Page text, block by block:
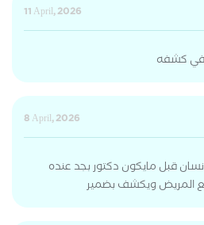
11 April, 2026
في كشفه
8 April, 2026
قبل مايكون دكتور بجد عنده
المريض ويكشف بضمير